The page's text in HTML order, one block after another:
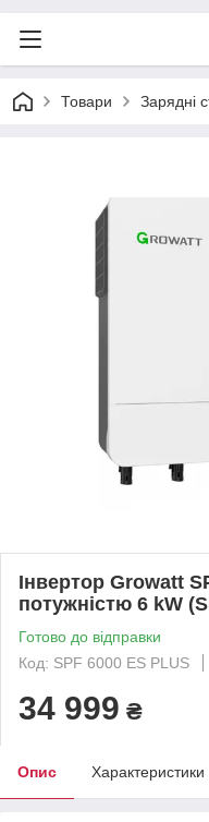
Товари Зарядні
Інвертор Growatt
потужністю 6 kW
Готово до відправки
Код: SPF 6000 ES PLUS
34 999 ₴
Опис Характеристики